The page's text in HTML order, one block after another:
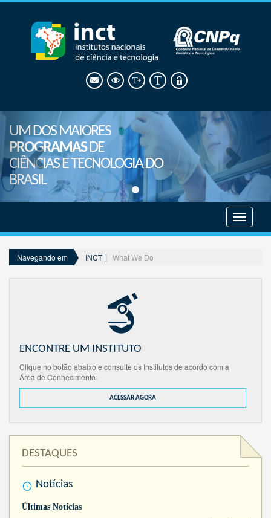
UM DOS MAIORES
PROGRAMASDE
CIÊNCIAS E TECNOLOGIA DO
BRASIL
menu
Navegando em INCT What We Do
ENCONTRE UM INSTITUTO
Clique no botão abaixo e consulte os Institutos de acordo com a
Área de Conhecimento.
ACESSAR AGORA
DESTAQUES
Notícias
Últimas Notícias